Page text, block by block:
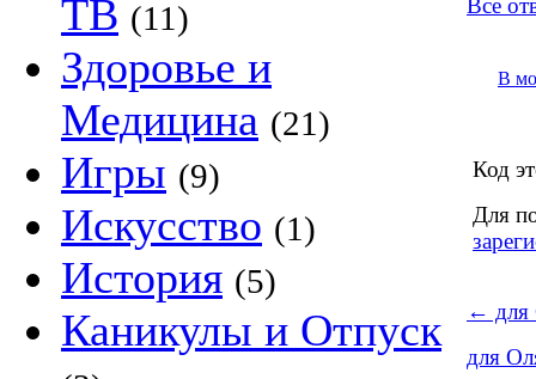
ТВ (11)
Здоровье и
Медицина (21)
Игры (9)
Искусство (1)
История (5)
Каникулы и Отпуск
Все
В
Код
Для
←
для